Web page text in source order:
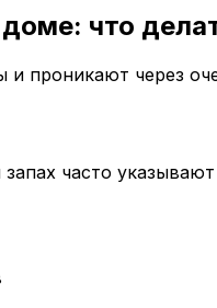
что
проникают через
часто